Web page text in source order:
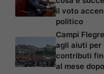
il voto
politico
Campi
agli aiuti per
contributi
al mese